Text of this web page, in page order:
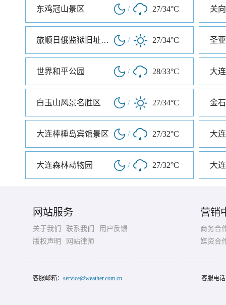
东鸡冠山景区 / 27/34°C 关
旅顺日俄监狱旧址博物馆 / 27/34°C 圣
世界和平公园 / 28/33°C 大
白玉山风景名胜区 / 27/34°C
大连棒棰岛宾馆景区 / 27/32°C
大连森林动物园 / 27/32°C 大
网站服务
关于我们 联系我们
用户反馈
版权声明
网站律师
营销
商务合
媒资合
客服邮箱： service@weather.com.cn 客服电